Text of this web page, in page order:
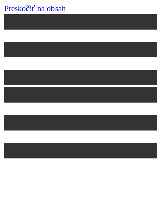
Preskočiť na obsah